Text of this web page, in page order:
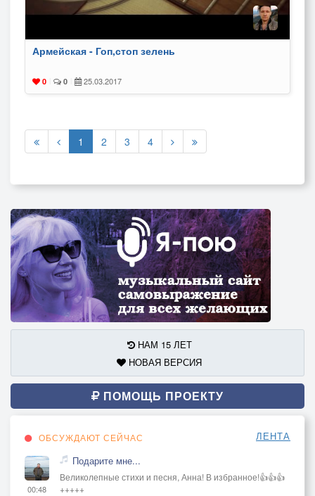
Армейская - Гоп,стоп зелень
0 0 25.03.2017
1 2 3 4
НАМ 15 ЛЕТ
НОВАЯ ВЕРСИЯ
ПОМОЩЬ ПРОЕКТУ
ОБСУЖДАЮТ СЕЙЧАС ЛЕНТА
00:48
Подарите мне...
Великолепные стихи и песня, Анна! В избранное!👍👍👍
+++++